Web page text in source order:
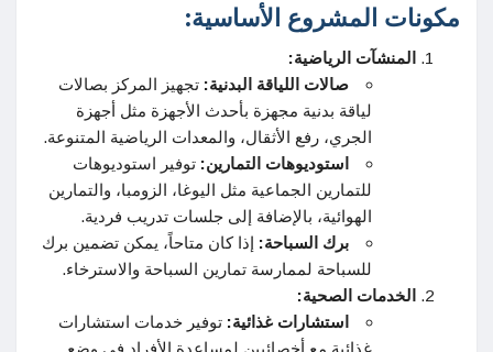
مكونات المشروع الأساسية:
المنشآت الرياضية:
صالات اللياقة البدنية: تجهيز المركز بصالات
لياقة بدنية مجهزة بأحدث الأجهزة مثل أجهزة
الجري، رفع الأثقال، والمعدات الرياضية المتنوعة.
استوديوهات التمارين: توفير استوديوهات
للتمارين الجماعية مثل اليوغا، الزومبا، والتمارين
الهوائية، بالإضافة إلى جلسات تدريب فردية.
برك السباحة: إذا كان متاحاً، يمكن تضمين برك
للسباحة لممارسة تمارين السباحة والاسترخاء.
الخدمات الصحية:
استشارات غذائية: توفير خدمات استشارات
غذائية مع أخصائيين لمساعدة الأفراد في وضع